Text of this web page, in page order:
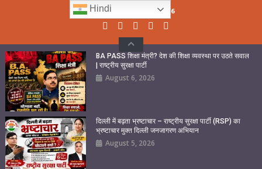
Friday, August 07, 2026
BA PASS शिक्षा मंत्री? देश की शिक्षा व्यवस्था पर उठते सवाल
| राष्ट्रीय सुरक्षा पार्टी
August 6, 2026
दिल्ली में बढ़ता भ्रष्टाचार – राष्ट्रीय सुरक्षा पार्टी (RSP) का
भ्रष्टाचार मुक्त दिल्ली जनजागरण अभियान
August 5, 2026
Hindi